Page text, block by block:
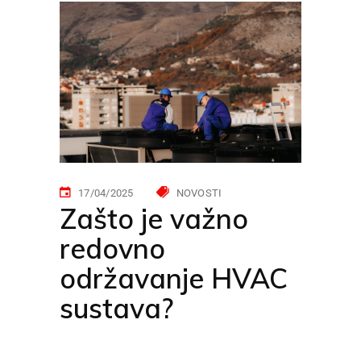
17/04/2025 NOVOSTI
Zašto je važno
redovno
održavanje HVAC
sustava?